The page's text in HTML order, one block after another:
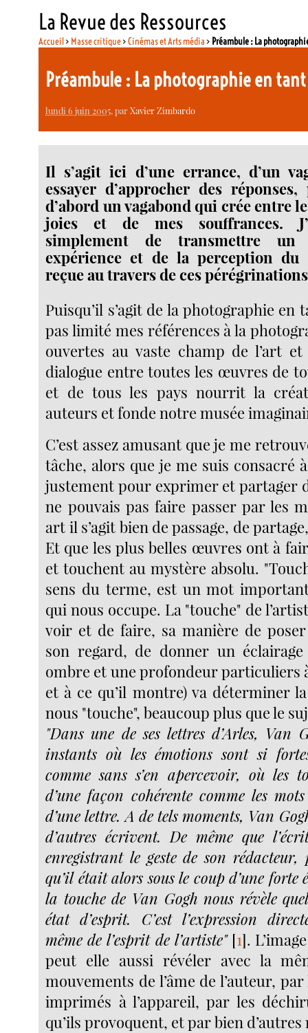
La Revue des Ressources
Accueil> Masse critique>Cinémas et Arts média > Préambule : La
Préambule : La photographie en
lundi 6 juin 2005, parXavier Zimbardo
Il s’agit ici d’une errance, d’un
essayer d’approcher des
d’abord un vagabond qui crée entre
joies et de mes souffrances.
simplement de transmettre
expérience et de la perception du
reçue au travers de ces
Puisqu’il s’agit de la photographie en
pas limité mes références à la
ouvertes au vaste champ de l’art
dialogue entre toutes les œuvres de
et de tous les pays nourrit la
auteurs et fonde notre musée
C’est assez amusant que je me
tâche, alors que je me suis consacré
justement pour exprimer et partager
ne pouvais pas faire passer par les
art il s’agit bien de passage, de
Et que les plus belles œuvres ont à
et touchent au mystère absolu.
sens du terme, est un mot
qui nous occupe. La "touche" de
voir et de faire, sa manière de
son regard, de donner un
ombre et une profondeur particuliers
et à ce qu’il montre) va déterminer
nous "touche", beaucoup plus que le
"Dans une de ses lettres d’Arles, Van
instants où les émotions sont si
comme sans s’en apercevoir, où les
d’une façon cohérente comme les
d’une lettre. A de tels moments, Van
d’autres écrivent. De même que
enregistrant le geste de son rédacteur,
qu’il était alors sous le coup d’une forte
la touche de Van Gogh nous révèle
état d’esprit. C’est l’expression
même de l’esprit de l’artiste"[1].
peut elle aussi révéler avec la
mouvements de l’âme de l’auteur,
imprimés à l’appareil, par les
qu’ils provoquent, et par bien d’autres